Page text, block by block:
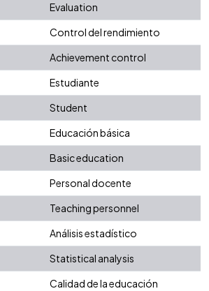
Evaluation
Control del rendimiento
Achievement control
Estudiante
Student
Educación básica
Basic education
Personal docente
Teaching personnel
Análisis estadístico
Statistical analysis
Calidad de la educación